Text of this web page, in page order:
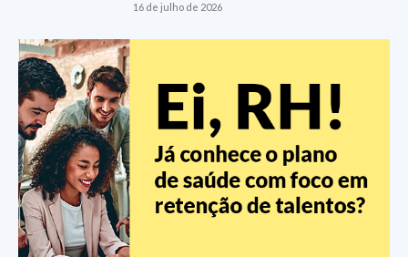
16 de julho de 2026